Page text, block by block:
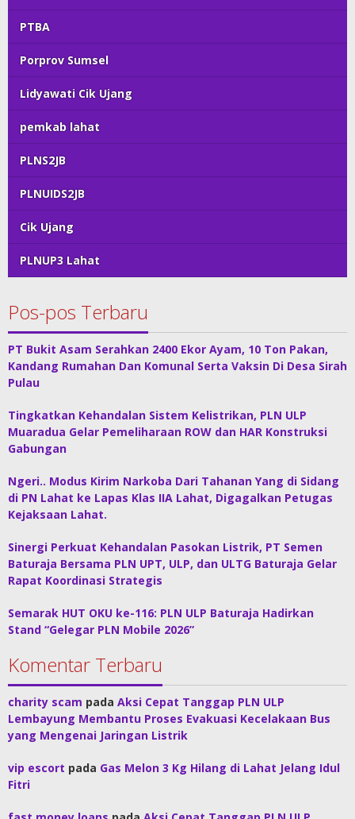
PTBA
Porprov Sumsel
Lidyawati Cik Ujang
pemkab lahat
PLNS2JB
PLNUIDS2JB
Cik Ujang
PLNUP3 Lahat
Pos-pos Terbaru
PT Bukit Asam Serahkan 2400 Ekor Ayam, 10 Ton Pakan,
Kandang Rumahan Dan Komunal Serta Vaksin Di Desa Sirah
Pulau
Tingkatkan Kehandalan Sistem Kelistrikan, PLN ULP
Muaradua Gelar Pemeliharaan ROW dan HAR Konstruksi
Gabungan
Ngeri.. Modus Kirim Narkoba Dari Tahanan Yang di Sidang
di PN Lahat ke Lapas Klas IIA Lahat, Digagalkan Petugas
Kejaksaan Lahat.
Sinergi Perkuat Kehandalan Pasokan Listrik, PT Semen
Baturaja Bersama PLN UPT, ULP, dan ULTG Baturaja Gelar
Rapat Koordinasi Strategis
Semarak HUT OKU ke-116: PLN ULP Baturaja Hadirkan
Stand “Gelegar PLN Mobile 2026”
Komentar Terbaru
charity scam pada Aksi Cepat Tanggap PLN ULP
Lembayung Membantu Proses Evakuasi Kecelakaan Bus
yang Mengenai Jaringan Listrik
vip escort pada Gas Melon 3 Kg Hilang di Lahat Jelang Idul
Fitri